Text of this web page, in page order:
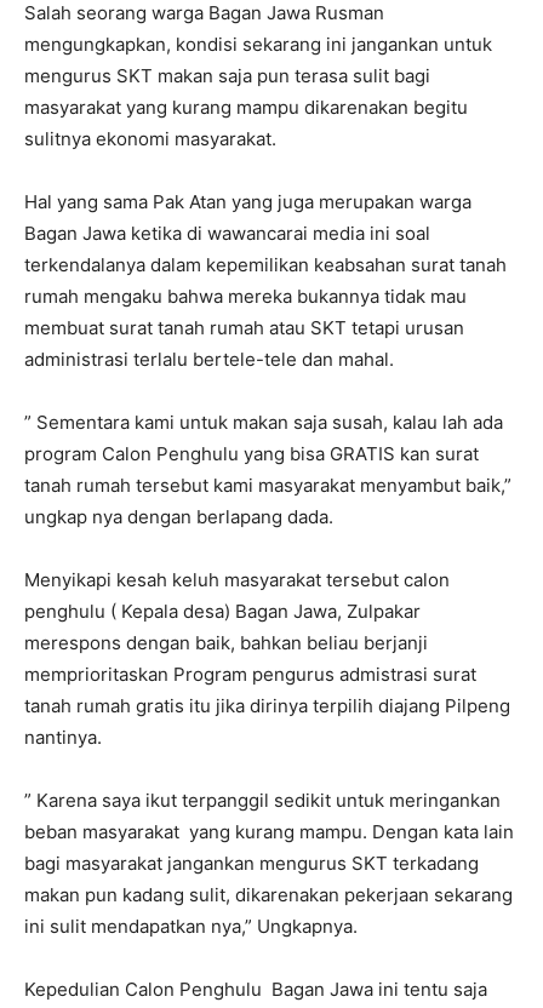
Salah seorang warga Bagan Jawa Rusman
mengungkapkan, kondisi sekarang ini jangankan untuk
mengurus SKT makan saja pun terasa sulit bagi
masyarakat yang kurang mampu dikarenakan begitu
sulitnya ekonomi masyarakat.
Hal yang sama Pak Atan yang juga merupakan warga
Bagan Jawa ketika di wawancarai media ini soal
terkendalanya dalam kepemilikan keabsahan surat tanah
rumah mengaku bahwa mereka bukannya tidak mau
membuat surat tanah rumah atau SKT tetapi urusan
administrasi terlalu bertele-tele dan mahal.
” Sementara kami untuk makan saja susah, kalau lah ada
program Calon Penghulu yang bisa GRATIS kan surat
tanah rumah tersebut kami masyarakat menyambut baik,”
ungkap nya dengan berlapang dada.
Menyikapi kesah keluh masyarakat tersebut calon
penghulu ( Kepala desa) Bagan Jawa, Zulpakar
merespons dengan baik, bahkan beliau berjanji
memprioritaskan Program pengurus admistrasi surat
tanah rumah gratis itu jika dirinya terpilih diajang Pilpeng
nantinya.
” Karena saya ikut terpanggil sedikit untuk meringankan
beban masyarakat yang kurang mampu. Dengan kata lain
bagi masyarakat jangankan mengurus SKT terkadang
makan pun kadang sulit, dikarenakan pekerjaan sekarang
ini sulit mendapatkan nya,” Ungkapnya.
Kepedulian Calon Penghulu Bagan Jawa ini tentu saja